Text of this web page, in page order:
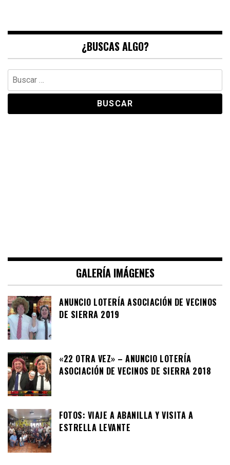
¿BUSCAS ALGO?
Buscar:
GALERÍA IMÁGENES
ANUNCIO LOTERÍA ASOCIACIÓN DE VECINOS
DE SIERRA 2019
«22 OTRA VEZ» – ANUNCIO LOTERÍA
ASOCIACIÓN DE VECINOS DE SIERRA 2018
FOTOS: VIAJE A ABANILLA Y VISITA A
ESTRELLA LEVANTE